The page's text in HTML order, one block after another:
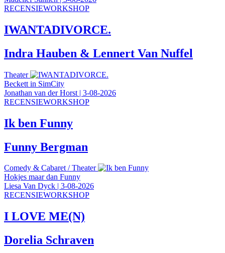
RECENSIEWORKSHOP
IWANTADIVORCE.
Indra Hauben & Lennert Van Nuffel
Theater
Beckett in SimCity
Jonathan van der Horst | 3-08-2026
RECENSIEWORKSHOP
Ik ben Funny
Funny Bergman
Comedy & Cabaret /Theater
Hokjes maar dan Funny
Liesa Van Dyck | 3-08-2026
RECENSIEWORKSHOP
I LOVE ME(N)
Dorelia Schraven